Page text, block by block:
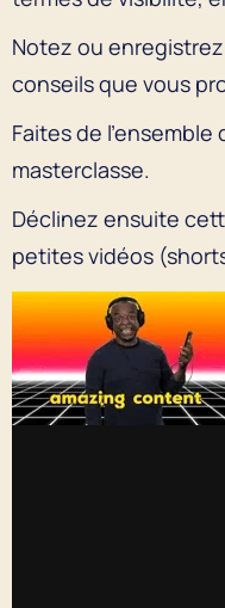
Notez ou
conseils que vous
Faites de
masterclasse.
Déclinez ensuite
petites vidéos